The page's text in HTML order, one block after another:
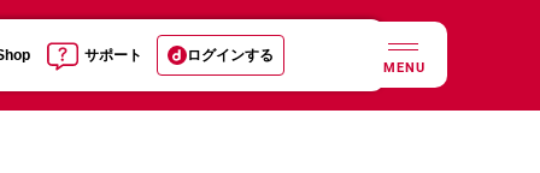
サポート ログインする
MENU